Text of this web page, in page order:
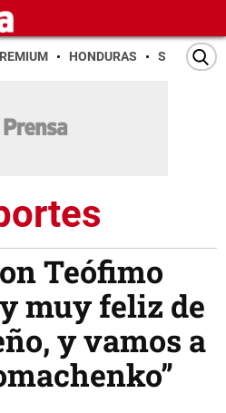
HONDURAS SAN PEDRO
Teófimo
muy feliz de
y vamos a